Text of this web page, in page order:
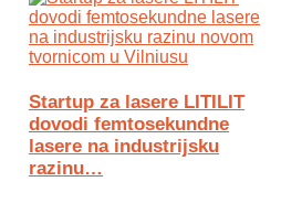
Startup za lasere LITILIT
dovodi femtosekundne
lasere na industrijsku
razinu…